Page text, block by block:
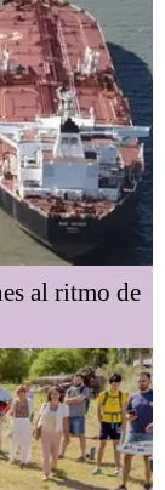
al ritmo de